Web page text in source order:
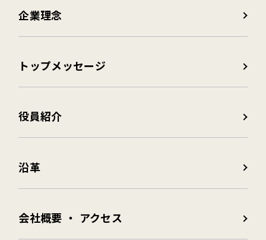
企業理念
トップメッセージ
役員紹介
沿革
会社概要 ・ アクセス